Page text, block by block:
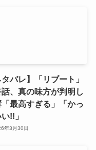
タバレ】「リブート」
、真の味方が判明し
「最高すぎる」「かっ
!!」
年3月30日